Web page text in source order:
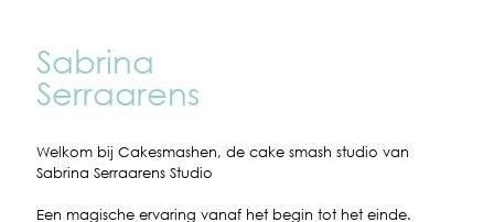
Sabrina
Serraarens
Welkom bij Cakesmashen, de cake smash studio van
Sabrina Serraarens Studio
Een magische ervaring vanaf het begin tot het einde.